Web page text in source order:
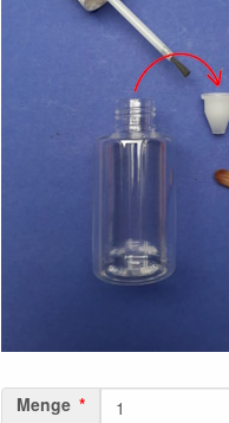
Menge